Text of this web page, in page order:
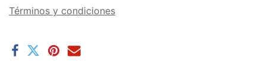
Términos y condiciones